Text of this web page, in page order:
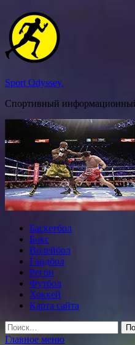
Перейти
содержимому
Sport Odyssey.
Спортивный
Баскетбол
Бокс
Волейбол
Гандбол
Регби
Футбол
Хоккей
Карта сайта
Найти:
Главное меню